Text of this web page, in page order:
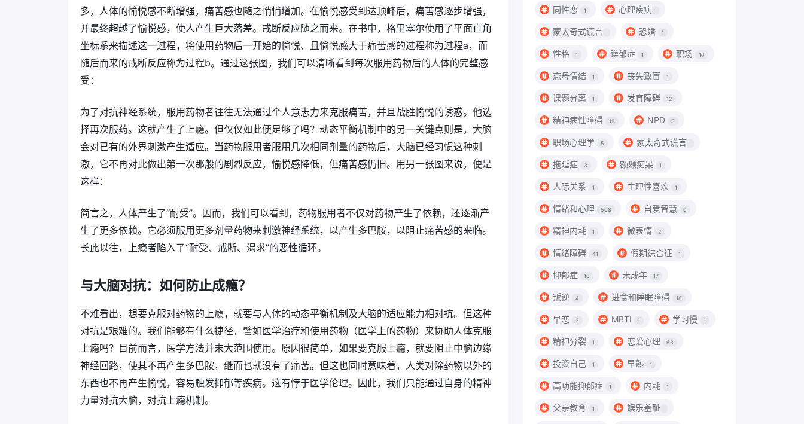
多，人体的愉悦感不断增强，痛苦感也随之悄悄增加。在愉悦感受到达顶峰后，痛苦感逐步增强，
并最终超越了愉悦感，使人产生巨大落差。戒断反应随之而来。在书中，格里塞尔使用了平面直角
坐标系来描述这一过程，将使用药物后一开始的愉悦、且愉悦感大于痛苦感的过程称为过程a，而
随后而来的戒断反应称为过程b。通过这张图，我们可以清晰看到每次服用药物后的人体的完整感
受：
为了对抗神经系统，服用药物者往往无法通过个人意志力来克服痛苦，并且战胜愉悦的诱惑。他选
择再次服药。这就产生了上瘾。但仅仅如此便足够了吗？动态平衡机制中的另一关键点则是，大脑
会对已有的外界刺激产生适应。当药物服用者服用几次相同剂量的药物后，大脑已经习惯这种刺
激，它不再对此做出第一次那般的剧烈反应，愉悦感降低，但痛苦感仍旧。用另一张图来说，便是
这样：
简言之，人体产生了“耐受”。因而，我们可以看到，药物服用者不仅对药物产生了依赖，还逐渐产
生了更多依赖。它必须服用更多剂量药物来刺激神经系统，以产生多巴胺，以阻止痛苦感的来临。
长此以往，上瘾者陷入了“耐受、戒断、渴求”的恶性循环。
与大脑对抗：如何防止成瘾？
不难看出，想要克服对药物的上瘾，就要与人体的动态平衡机制及大脑的适应能力相对抗。但这种
对抗是艰难的。我们能够有什么捷径，譬如医学治疗和使用药物（医学上的药物）来协助人体克服
上瘾吗？目前而言，医学方法并未大范围使用。原因很简单，如果要克服上瘾，就要阻止中脑边缘
神经回路，使其不再产生多巴胺，继而也就没有了痛苦。但这也同时意味着，人类对除药物以外的
东西也不再产生愉悦，容易触发抑郁等疾病。这有悖于医学伦理。因此，我们只能通过自身的精神
力量对抗大脑，对抗上瘾机制。
同性恋 1 心理疾病
蒙太奇式谎言 恐婚 1
性格 1 躁郁症 1 职场 10
恋母情结 1 丧失致盲 1
课题分离 1 发育障碍 12
精神病性障碍 19 NPD 3
职场心理学 5 蒙太奇式谎言
拖延症 3 额颞痴呆 1
人际关系 1 生理性喜欢 1
情绪和心理 508 自爱智慧 0
精神内耗 1 微表情 2
情绪障碍 41 假期综合征 1
抑郁症 16 未成年 17
叛逆 4 进食和睡眠障碍 18
早恋 2 MBTI 1 学习慢 1
精神分裂 1 恋爱心理 63
投资自己 1 早熟 1
高功能抑郁症 1 内耗 1
父亲教育 1 娱乐羞耻